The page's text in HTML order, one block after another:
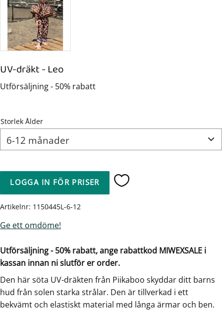
UV-dräkt - Leo
Utförsäljning - 50% rabatt
Storlek Ålder
LOGGA IN FÖR PRISER Lägg till i favoriter
Artikelnr 1150445L-6-12
Ge ett omdöme!
Utförsäljning - 50% rabatt, ange rabattkod MIWEXSALE i
kassan innan ni slutför er order.
Den här söta UV-dräkten från Piikaboo skyddar ditt barns
hud från solen starka strålar. Den är tillverkad i ett
bekvämt och elastiskt material med långa ärmar och ben.